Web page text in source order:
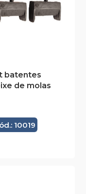
batentes
de molas
10019